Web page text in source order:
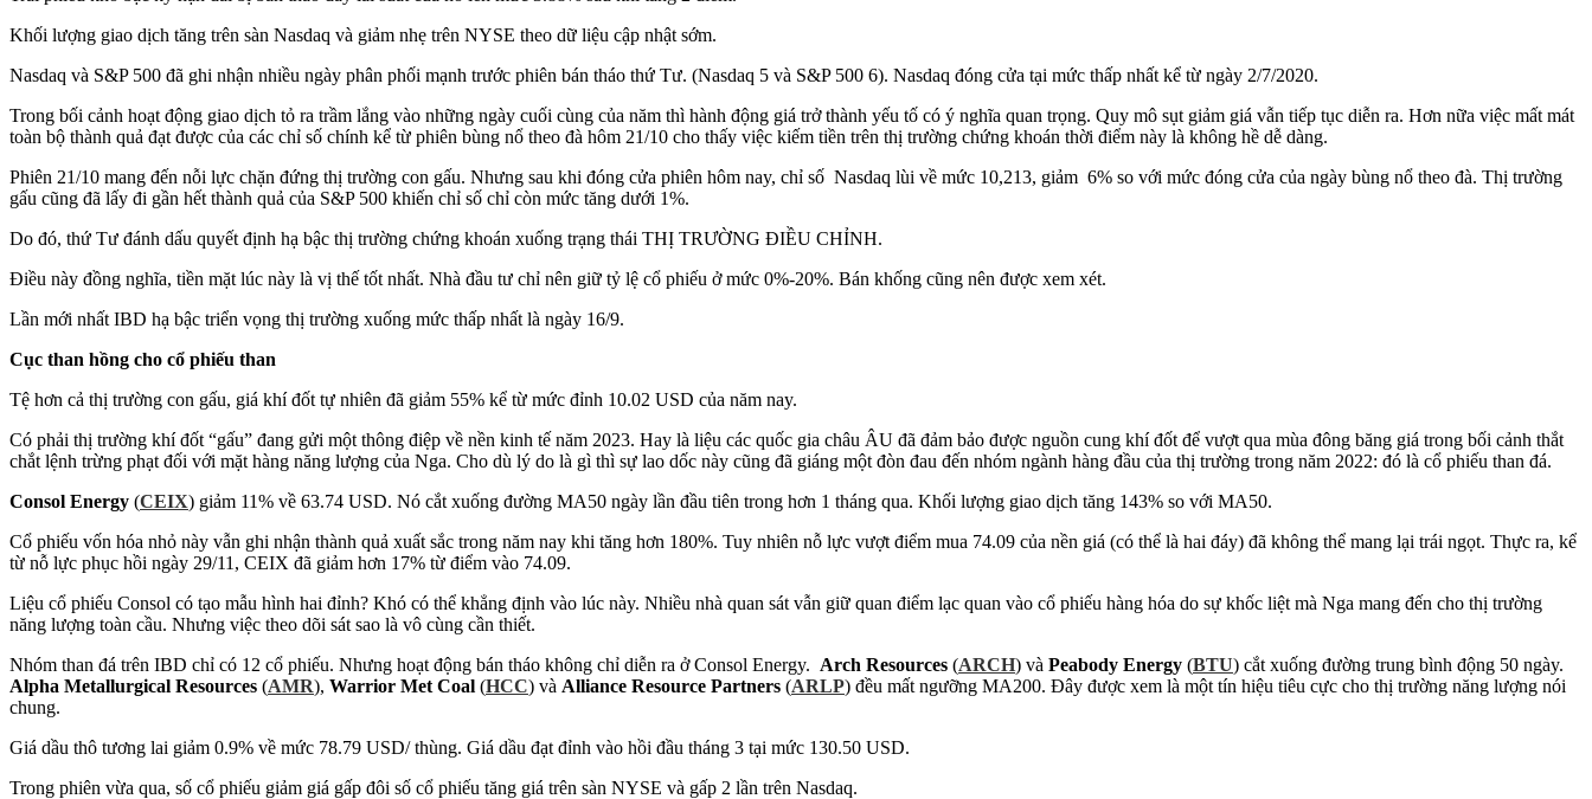
Khối lượng giao dịch tăng trên sàn Nasdaq và giảm nhẹ trên NYSE theo dữ liệu cập nhật sớm.
Nasdaq và S&P 500 đã ghi nhận nhiều ngày phân phối mạnh trước phiên bán tháo thứ Tư. (Nasdaq 5 và S&P 500 6). Nasdaq đóng cửa tại mức thấp nhất kể từ ngày 2/7/2020.
Trong bối cảnh hoạt động giao dịch tỏ ra trầm lắng vào những ngày cuối cùng của năm thì hành động giá trở thành yếu tố có ý nghĩa quan trọng. Quy mô sụt giảm giá vẫn tiếp tục diễn ra. Hơn nữa việc mất mát
toàn bộ thành quả đạt được của các chỉ số chính kể từ phiên bùng nổ theo đà hôm 21/10 cho thấy việc kiếm tiền trên thị trường chứng khoán thời điểm này là không hề dễ dàng.
Phiên 21/10 mang đến nỗi lực chặn đứng thị trường con gấu. Nhưng sau khi đóng cửa phiên hôm nay, chỉ số Nasdaq lùi về mức 10,213, giảm 6% so với mức đóng cửa của ngày bùng nổ theo đà. Thị trường
gấu cũng đã lấy đi gần hết thành quả của S&P 500 khiến chỉ số chỉ còn mức tăng dưới 1%.
Do đó, thứ Tư đánh dấu quyết định hạ bậc thị trường chứng khoán xuống trạng thái THỊ TRƯỜNG ĐIỀU CHỈNH.
Điều này đồng nghĩa, tiền mặt lúc này là vị thế tốt nhất. Nhà đầu tư chỉ nên giữ tỷ lệ cổ phiếu ở mức 0%-20%. Bán khống cũng nên được xem xét.
Lần mới nhất IBD hạ bậc triển vọng thị trường xuống mức thấp nhất là ngày 16/9.
Cục than hồng cho cổ phiếu than
Tệ hơn cả thị trường con gấu, giá khí đốt tự nhiên đã giảm 55% kể từ mức đỉnh 10.02 USD của năm nay.
Có phải thị trường khí đốt “gấu” đang gửi một thông điệp về nền kinh tế năm 2023. Hay là liệu các quốc gia châu ÂU đã đảm bảo được nguồn cung khí đốt để vượt qua mùa đông băng giá trong bối cảnh thắt
chắt lệnh trừng phạt đối với mặt hàng năng lượng của Nga. Cho dù lý do là gì thì sự lao dốc này cũng đã giáng một đòn đau đến nhóm ngành hàng đầu của thị trường trong năm 2022: đó là cổ phiếu than đá.
Consol Energy (CEIX) giảm 11% về 63.74 USD. Nó cắt xuống đường MA50 ngày lần đầu tiên trong hơn 1 tháng qua. Khối lượng giao dịch tăng 143% so với MA50.
Cổ phiếu vốn hóa nhỏ này vẫn ghi nhận thành quả xuất sắc trong năm nay khi tăng hơn 180%. Tuy nhiên nỗ lực vượt điểm mua 74.09 của nền giá (có thể là hai đáy) đã không thể mang lại trái ngọt. Thực ra, kể
từ nỗ lực phục hồi ngày 29/11, CEIX đã giảm hơn 17% từ điểm vào 74.09.
Liệu cổ phiếu Consol có tạo mẫu hình hai đỉnh? Khó có thể khẳng định vào lúc này. Nhiều nhà quan sát vẫn giữ quan điểm lạc quan vào cổ phiếu hàng hóa do sự khốc liệt mà Nga mang đến cho thị trường
năng lượng toàn cầu. Nhưng việc theo dõi sát sao là vô cùng cần thiết.
Nhóm than đá trên IBD chỉ có 12 cổ phiếu. Nhưng hoạt động bán tháo không chỉ diễn ra ở Consol Energy. Arch Resources (ARCH) và Peabody Energy (BTU) cắt xuống đường trung bình động 50 ngày.
Alpha Metallurgical Resources (AMR), Warrior Met Coal (HCC) và Alliance Resource Partners (ARLP) đều mất ngưỡng MA200. Đây được xem là một tín hiệu tiêu cực cho thị trường năng lượng nói
chung.
Giá dầu thô tương lai giảm 0.9% về mức 78.79 USD/ thùng. Giá dầu đạt đỉnh vào hồi đầu tháng 3 tại mức 130.50 USD.
Trong phiên vừa qua, số cổ phiếu giảm giá gấp đôi số cổ phiếu tăng giá trên sàn NYSE và gấp 2 lần trên Nasdaq.